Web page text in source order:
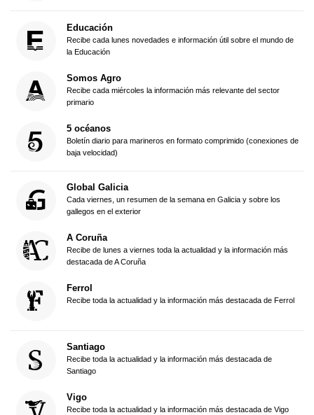
Educación
Recibe cada lunes novedades e información útil sobre el mundo de
la Educación
Somos Agro
Recibe cada miércoles la información más relevante del sector
primario
5 océanos
Boletín diario para marineros en formato comprimido (conexiones de
baja velocidad)
Global Galicia
Cada viernes, un resumen de la semana en Galicia y sobre los
gallegos en el exterior
A Coruña
Recibe de lunes a viernes toda la actualidad y la información más
destacada de A Coruña
Ferrol
Recibe toda la actualidad y la información más destacada de Ferrol
Santiago
Recibe toda la actualidad y la información más destacada de
Santiago
Vigo
Recibe toda la actualidad y la información más destacada de Vigo